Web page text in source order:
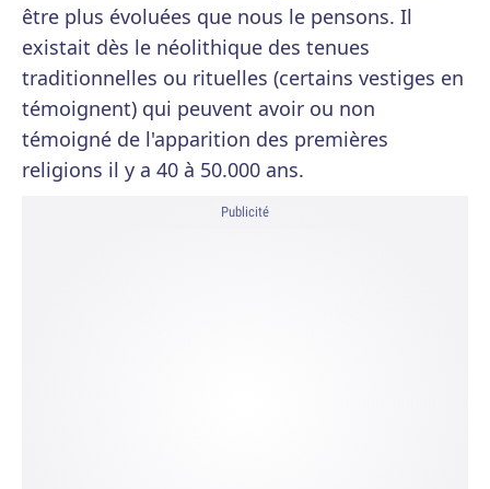
être plus évoluées que nous le pensons. Il
existait dès le néolithique des tenues
traditionnelles ou rituelles (certains vestiges en
témoignent) qui peuvent avoir ou non
témoigné de l'apparition des premières
religions il y a 40 à 50.000 ans.
Publicité